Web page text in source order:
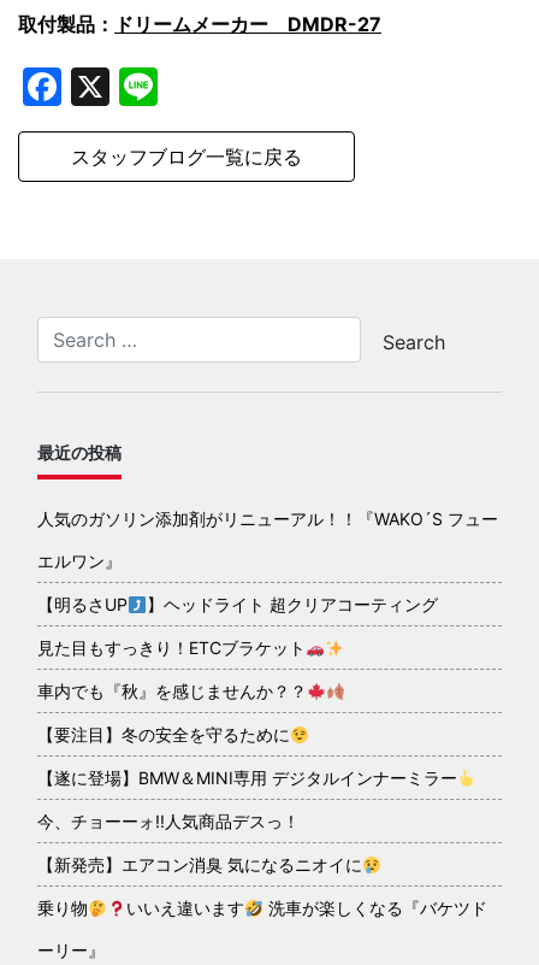
取付製品： ドリームメーカー DMDR-27
Facebook
X
スタッフブログ一覧に戻る
最近の投稿
人気のガソリン添加剤がリニューアル！！『WAKO´S フュー
エルワン』
【明るさUP 】ヘッドライト 超クリアコーティング
見た目もすっきり！ETCブラケット
車内でも『秋』を感じませんか？？
【要注目】冬の安全を守るために
【遂に登場】BMW＆MINI専用 デジタルインナーミラー
今、チョーーォ!!人気商品デスっ！
【新発売】エアコン消臭 気になるニオイに
乗り物 いいえ違います 洗車が楽しくなる『バケツド
ーリー』